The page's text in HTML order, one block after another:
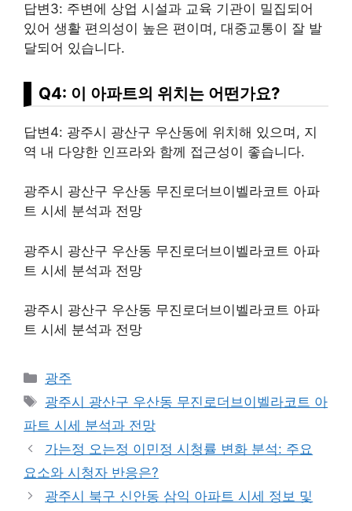
답변3: 주변에 상업 시설과 교육 기관이 밀집되어
있어 생활 편의성이 높은 편이며, 대중교통이 잘 발
달되어 있습니다.
Q4: 이 아파트의 위치는 어떤가요?
답변4: 광주시 광산구 우산동에 위치해 있으며, 지
역 내 다양한 인프라와 함께 접근성이 좋습니다.
광주시 광산구 우산동 무진로더브이벨라코트 아파
트 시세 분석과 전망
광주시 광산구 우산동 무진로더브이벨라코트 아파
트 시세 분석과 전망
광주시 광산구 우산동 무진로더브이벨라코트 아파
트 시세 분석과 전망
Categories
광주
Tags
광주시 광산구 우산동 무진로더브이벨라코트 아
파트 시세 분석과 전망
가는정 오는정 이민정 시청률 변화 분석: 주요
요소와 시청자 반응은?
광주시 북구 신안동 삼익 아파트 시세 정보 및